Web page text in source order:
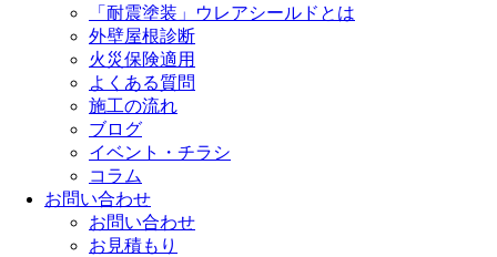
「耐震塗装」ウレアシールドとは
外壁屋根診断
火災保険適用
よくある質問
施工の流れ
ブログ
イベント・チラシ
コラム
お問い合わせ
お問い合わせ
お見積もり